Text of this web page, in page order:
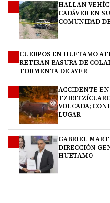
HALLAN
CADÁVER EN
COMUNIDAD
CUERPOS EN HUETAMO
RETIRAN BASURA DE
TORMENTA DE AYER
ACCIDENTE
VOLCADA;
LUGAR
GABRIEL
DIRECCIÓN
HUETAMO